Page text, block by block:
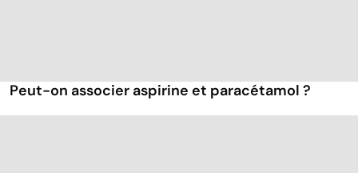
Peut-on associer aspirine et paracétamol ?